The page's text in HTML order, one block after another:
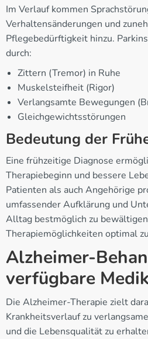
Im Verlauf kommen
Verhaltensänderungen und
Pflegebedürftigkeit hinzu.
durch:
Zittern (Tremor) in Ruhe
Muskelsteifheit (Rigor)
Verlangsamte Bewegungen
Gleichgewichtsstörungen
Bedeutung der
Eine frühzeitige Diagnose
Therapiebeginn und bessere
Patienten als auch Angehörige
umfassender Aufklärung und
Alltag bestmöglich zu
Therapiemöglichkeiten optimal
Alzheimer-
verfügbare
Die Alzheimer-Therapie zielt
Krankheitsverlauf zu
und die Lebensqualität zu